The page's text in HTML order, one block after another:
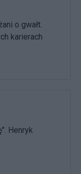
o gwałt.
karierach
Henryk